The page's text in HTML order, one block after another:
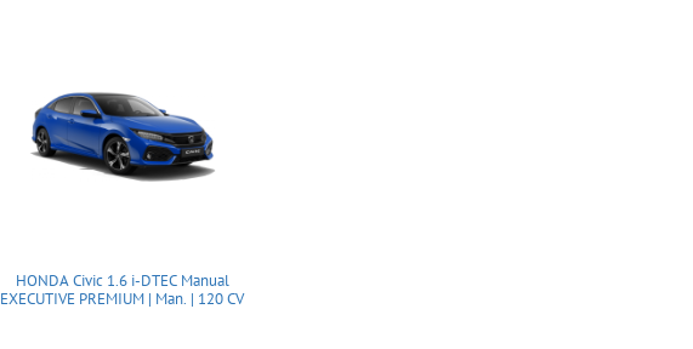
HONDA Civic 1.6 i-DTEC Manual
EXECUTIVE PREMIUM | Man. | 120 CV